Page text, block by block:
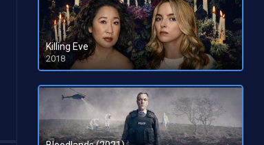
Killing Eve
2018
HD 1080pHD 720p